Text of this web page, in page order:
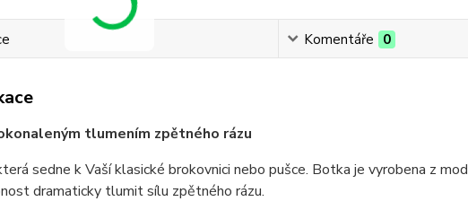
Komentáře 0
tlumením zpětného rázu
sedne k Vaší klasické brokovnici nebo pušce. Botka je vyrobena z
dramaticky tlumit sílu zpětného rázu.